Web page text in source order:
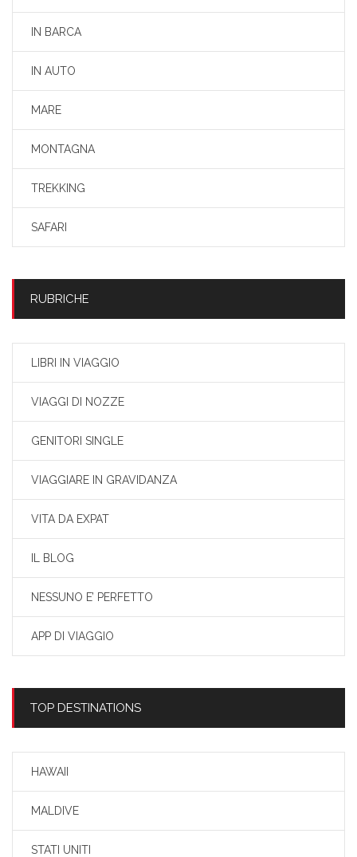
IN BARCA
IN AUTO
MARE
MONTAGNA
TREKKING
SAFARI
RUBRICHE
LIBRI IN VIAGGIO
VIAGGI DI NOZZE
GENITORI SINGLE
VIAGGIARE IN GRAVIDANZA
VITA DA EXPAT
IL BLOG
NESSUNO E’ PERFETTO
APP DI VIAGGIO
TOP DESTINATIONS
HAWAII
MALDIVE
STATI UNITI